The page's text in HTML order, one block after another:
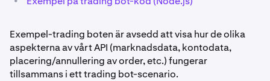
Exempel-trading boten är avsedd att visa hur de olika
aspekterna av vårt API (marknadsdata, kontodata,
placering/annullering av order, etc.) fungerar
tillsammans i ett trading bot-scenario.